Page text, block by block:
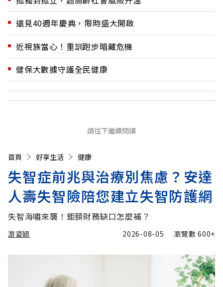
遠見40週年慶典，限時盛大開啟
近視族當心！重訓跑步暗藏危機
健保大數據守護全民健康
請往下繼續閱讀
首頁 好享生活 健康
失智症前兆與治療別焦慮？安達
人壽失智險陪您建立失智防護網
失智海嘯來襲！鉅額財務缺口怎麼補？
游姿穎 2026-08-05 瀏覽數600+